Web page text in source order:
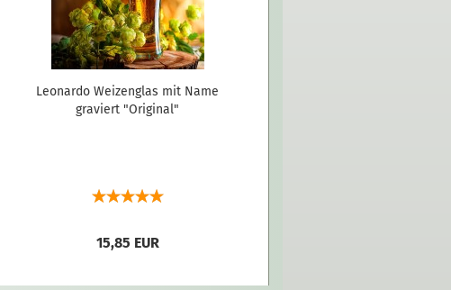
Leonardo Weizenglas mit Name
graviert "Original"
15,85 EUR